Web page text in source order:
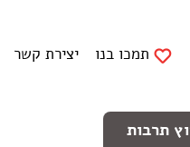
תמכו בנו יצירת קשר
תרבות